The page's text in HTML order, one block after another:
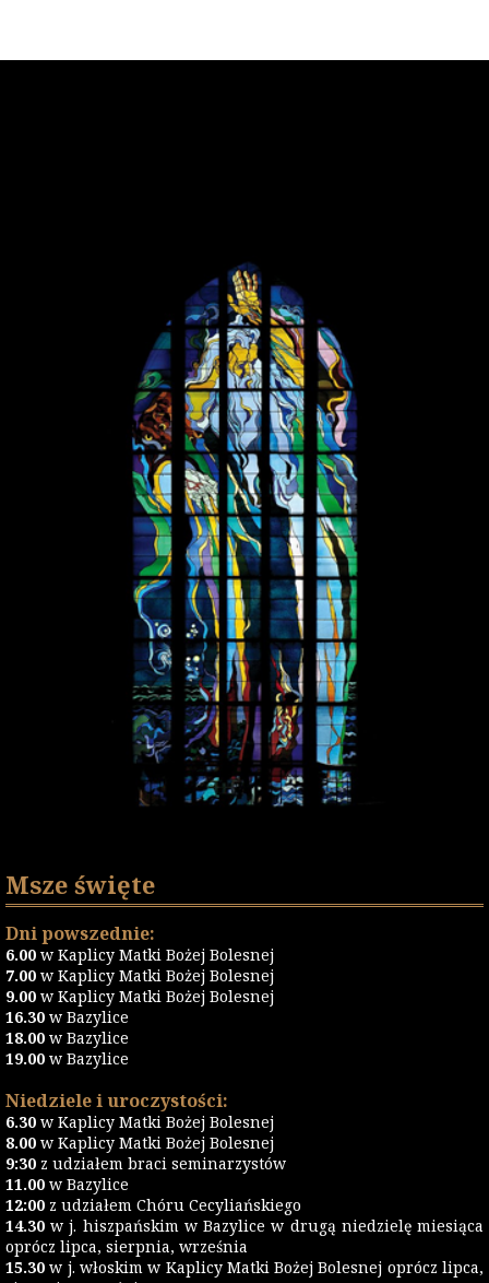
Msze święte
Dni powszednie:
6.00 w Kaplicy Matki Bożej Bolesnej
7.00 w Kaplicy Matki Bożej Bolesnej
9.00 w Kaplicy Matki Bożej Bolesnej
16.30 w Bazylice
18.00 w Bazylice
19.00 w Bazylice
Niedziele i uroczystości:
6.30 w Kaplicy Matki Bożej Bolesnej
8.00 w Kaplicy Matki Bożej Bolesnej
9:30 z udziałem braci seminarzystów
11.00 w Bazylice
12:00 z udziałem Chóru Cecyliańskiego
14.30 w j. hiszpańskim w Bazylice w drugą niedzielę miesiąca
oprócz lipca, sierpnia, września
15.30 w j. włoskim w Kaplicy Matki Bożej Bolesnej oprócz lipca,